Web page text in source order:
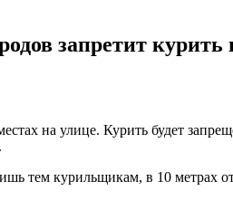
запретит курить
на улице. Курить будет
тем курильщикам, в 10